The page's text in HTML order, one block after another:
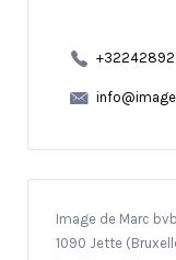
Image de Marc
1090 Jette